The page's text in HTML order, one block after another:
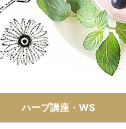
ハーブ講座・WS